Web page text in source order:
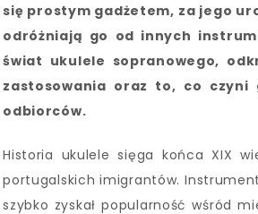
się prostym gadżetem, za jego
odróżniają go od innych
świat ukulele sopranowego,
zastosowania oraz to, co
odbiorców.
Historia ukulele sięga końca XIX
portugalskich imigrantów.
szybko zyskał popularność wśród